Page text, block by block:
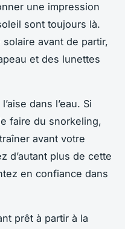
une impression
sont toujours là.
avant de partir,
et des lunettes
dans l’eau. Si
faire du snorkeling,
avant votre
d’autant plus de cette
en confiance dans
prêt à partir à la